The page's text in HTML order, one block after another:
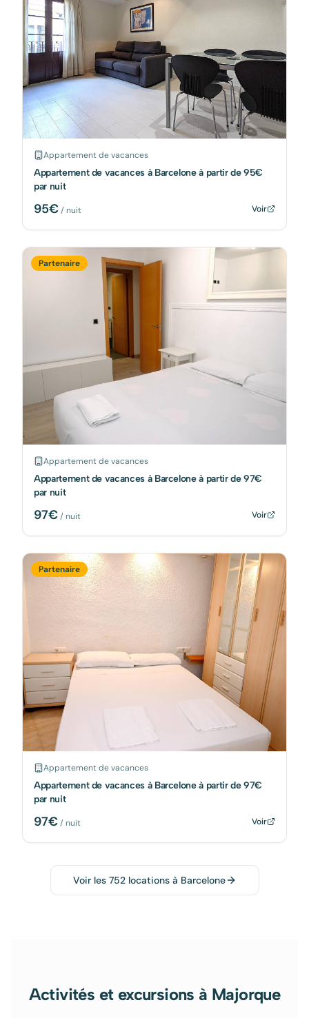
Appartement de vacances
Appartement de vacances à Barcelone à partir de 95€
par nuit
95€/ nuit Voir
Partenaire
Appartement de vacances
Appartement de vacances à Barcelone à partir de 97€
par nuit
97€/ nuit Voir
Partenaire
Appartement de vacances
Appartement de vacances à Barcelone à partir de 97€
par nuit
97€/ nuit Voir
Voir les 752locations à Barcelone
Activités et excursions à Majorque